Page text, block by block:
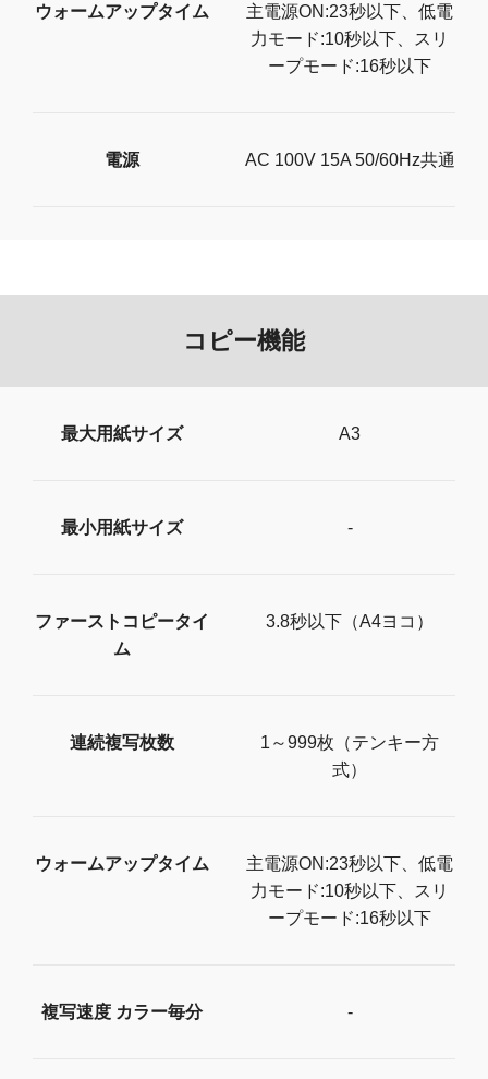
ウォームアップタイム
主電源ON:23秒以下、低電
力モード:10秒以下、スリ
ープモード:16秒以下
電源 AC 100V 15A 50/60Hz共通
コピー機能
最大用紙サイズ A3
最小用紙サイズ -
ファーストコピータイ
ム
3.8秒以下（A4ヨコ）
連続複写枚数
1～999枚（テンキー方
式）
ウォームアップタイム
主電源ON:23秒以下、低電
力モード:10秒以下、スリ
ープモード:16秒以下
複写速度 カラー毎分 -